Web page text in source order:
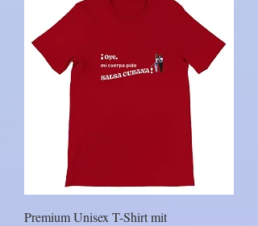
Premium Unisex T-Shirt mit